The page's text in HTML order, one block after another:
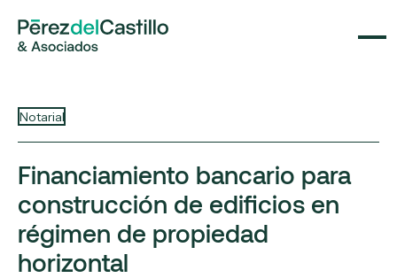
Notarial
Financiamiento bancario para
construcción de edificios en
régimen de propiedad
horizontal